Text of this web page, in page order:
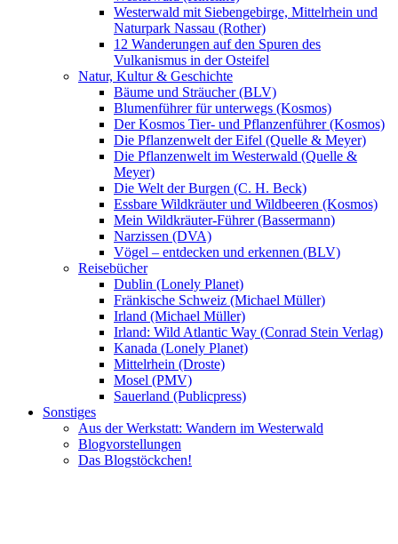
Westerwald mit Siebengebirge, Mittelrhein und
Naturpark Nassau (Rother)
12 Wanderungen auf den Spuren des
Vulkanismus in der Osteifel
Natur, Kultur & Geschichte
Bäume und Sträucher (BLV)
Blumenführer für unterwegs (Kosmos)
Der Kosmos Tier- und Pflanzenführer (Kosmos)
Die Pflanzenwelt der Eifel (Quelle & Meyer)
Die Pflanzenwelt im Westerwald (Quelle &
Meyer)
Die Welt der Burgen (C. H. Beck)
Essbare Wildkräuter und Wildbeeren (Kosmos)
Mein Wildkräuter-Führer (Bassermann)
Narzissen (DVA)
Vögel – entdecken und erkennen (BLV)
Reisebücher
Dublin (Lonely Planet)
Fränkische Schweiz (Michael Müller)
Irland (Michael Müller)
Irland: Wild Atlantic Way (Conrad Stein Verlag)
Kanada (Lonely Planet)
Mittelrhein (Droste)
Mosel (PMV)
Sauerland (Publicpress)
Sonstiges
Aus der Werkstatt: Wandern im Westerwald
Blogvorstellungen
Das Blogstöckchen!